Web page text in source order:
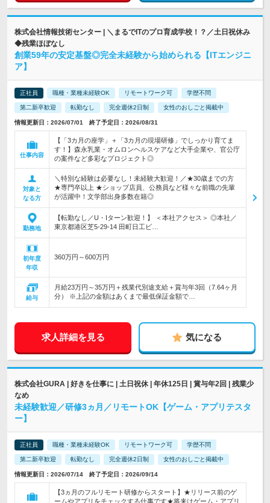
株式会社情報技術センター | ＼まるでITのプロ育成学校！？／土日祝休み
◆残業ほぼなし
創業59年の安定基盤◎完全未経験から始められる【ITエンジニ
ア】
正社員 職種・業種未経験OK リモートワーク可 学歴不問
第二新卒歓迎 転勤なし 完全週休2日制 女性のおしごと掲載中
情報更新日：2026/07/01 終了予定日：2026/08/31
仕事内容
【「3カ月の座学」＋「3カ月の現場研修」でしっかり育てま
す！】森永乳業・オムロンヘルスケアなど大手企業や、官公庁
の案件など多彩なプロジェクト◎
対象と
なる方
＼特別な経験は必要なし！未経験大歓迎！／★30歳までの方
★専門卒以上 ★ショップ店員、公務員など様々な前職の先輩
が活躍中！文学部出身多数在籍◎
勤務地
【転勤なし／U・Iターン歓迎！】 ＜本社アクセス＞ ◎本社／
東京都港区芝5-29-14 田町日工ビ…
初年度
年収
360万円～600万円
給与
月給23万円～35万円＋残業代別途支給＋賞与年3回（7.64ヶ月
分） ※上記の金額はあくまで最低保証金額で…
求人詳細を見る 気になる
株式会社GURA | 好きを仕事に | 土日祝休 | 年休125日 | 賞与年2回 | 残業少
なめ
未経験歓迎／研修3ヵ月／リモートOK【ゲーム・アプリテスタ
ー】
正社員 職種・業種未経験OK リモートワーク可 学歴不問
第二新卒歓迎 転勤なし 完全週休2日制 女性のおしごと掲載中
情報更新日：2026/07/14 終了予定日：2026/09/14
【3ヵ月のフルリモート研修からスタート】★リリース前のゲ
ームやアプリをチェックする仕事です★将来はゲーム・アプリ